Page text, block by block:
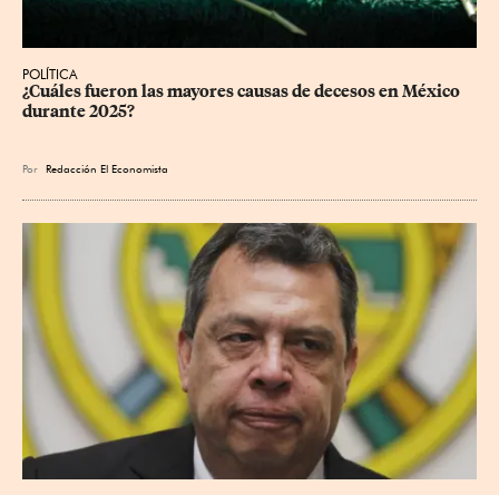
POLÍTICA
¿Cuáles fueron las mayores causas de decesos en México
durante 2025?
Por Redacción El Economista